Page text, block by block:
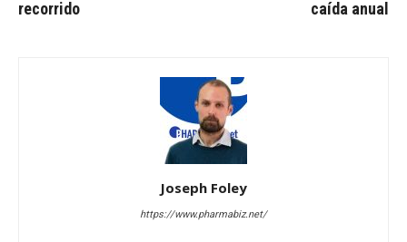
recorrido caída anual
Joseph Foley
https://www.pharmabiz.net/